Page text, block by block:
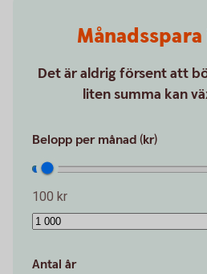
Det är aldrig försent att
liten summa kan
Belopp per månad (kr)
100 kr
Antal år